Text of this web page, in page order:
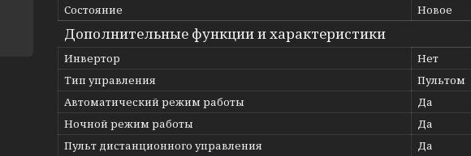
Состояние
Новое
Дополнительные функции и характеристики
Инвертор
Нет
Тип управления
Пультом
Автоматический режим работы
Да
Ночной режим работы
Да
Пульт дистанционного управления
Да